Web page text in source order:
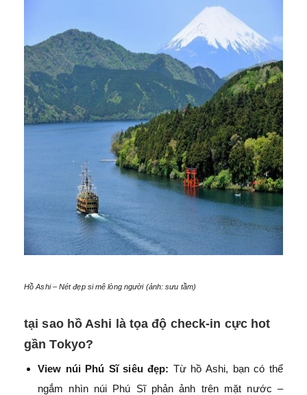
Hồ Ashi – Nét đẹp si mê lòng người (ảnh: sưu tầm)
tại sao hồ Ashi là tọa độ check-in cực hot
gần Tokyo?
View núi Phú Sĩ siêu đẹp: Từ hồ Ashi, bạn có thể
ngắm nhìn núi Phú Sĩ phản ảnh trên mặt nước –